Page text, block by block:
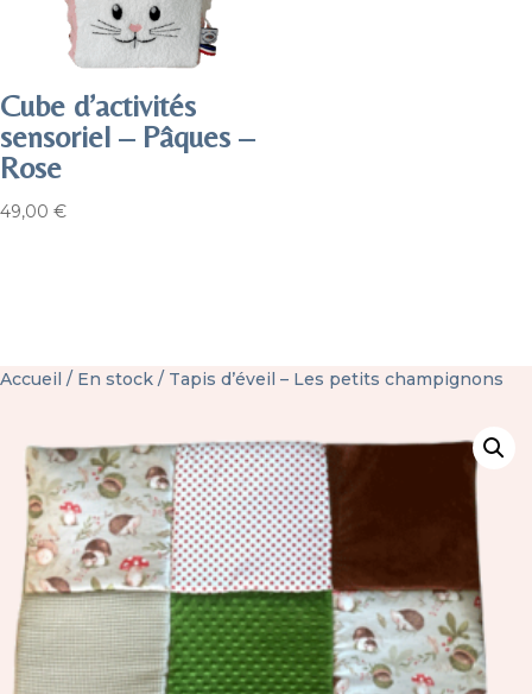
Cube d’activités
sensoriel – Pâques –
Rose
49,00 €
Accueil / En stock / Tapis d’éveil – Les petits champignons